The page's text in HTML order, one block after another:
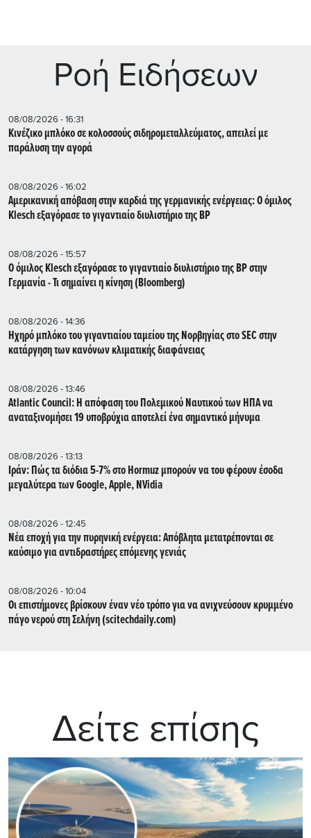
Ρoή Ειδήσεων
08/08/2026 - 16:31
Κινέζικο μπλόκο σε κολοσσούς σιδηρομεταλλεύματος, απειλεί με
παράλυση την αγορά
08/08/2026 - 16:02
Αμερικανική απόβαση στην καρδιά της γερμανικής ενέργειας: Ο όμιλος
Klesch εξαγόρασε το γιγαντιαίο διυλιστήριο της BP
08/08/2026 - 15:57
Ο όμιλος Klesch εξαγόρασε το γιγαντιαίο διυλιστήριο της BP στην
Γερμανία - Τι σημαίνει η κίνηση (Βloomberg)
08/08/2026 - 14:36
Ηχηρό μπλόκο του γιγαντιαίου ταμείου της Νορβηγίας στο SEC στην
κατάργηση των κανόνων κλιματικής διαφάνειας
08/08/2026 - 13:46
Atlantic Council: Η απόφαση του Πολεμικού Ναυτικού των ΗΠΑ να
αναταξινομήσει 19 υποβρύχια αποτελεί ένα σημαντικό μήνυμα
08/08/2026 - 13:13
Ιράν: Πώς τα διόδια 5-7% στο Hormuz μπορούν να του φέρουν έσοδα
μεγαλύτερα των Google, Apple, NVidia
08/08/2026 - 12:45
Νέα εποχή για την πυρηνική ενέργεια: Απόβλητα μετατρέπονται σε
καύσιμο για αντιδραστήρες επόμενης γενιάς
08/08/2026 - 10:04
Οι επιστήμονες βρίσκουν έναν νέο τρόπο για να ανιχνεύσουν κρυμμένο
πάγο νερού στη Σελήνη (scitechdaily.com)
Δείτε επίσης